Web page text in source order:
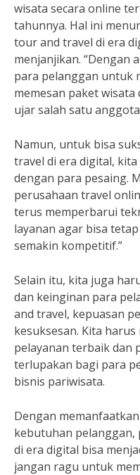
wisata secara online
tahunnya. Hal ini
tour and travel di era
menjanjikan. “Dengan
para pelanggan untuk
memesan paket wisata
ujar salah satu
Namun, untuk bisa
travel di era digital,
dengan para pesaing.
perusahaan travel
terus memperbarui
layanan agar bisa
semakin kompetitif.”
Selain itu, kita juga
dan keinginan para
and travel, kepuasan
kesuksesan. Kita
pelayanan terbaik dan
terlupakan bagi para
bisnis pariwisata.
Dengan
kebutuhan
di era digital bisa
jangan ragu untuk